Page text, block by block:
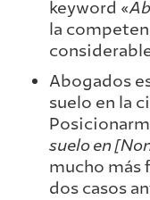
keyword «
la
Abogados
suelo en la
suelo en
mucho más
dos casos